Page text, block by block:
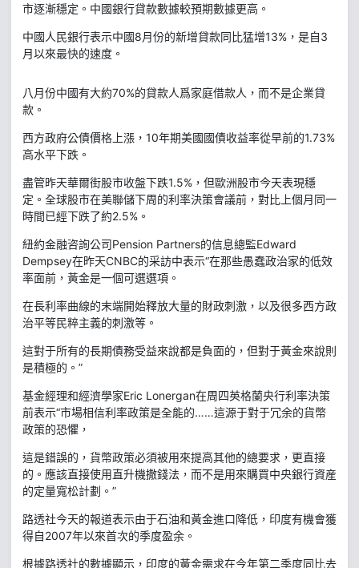
市逐漸穩定。中國銀行貸款數據較預期數據更高。
中國人民銀行表示中國8月份的新增貸款同比猛增13%，是自3
月以來最快的速度。
八月份中國有大約70%的貸款人爲家庭借款人，而不是企業貸
款。
西方政府公債價格上漲，10年期美國國債收益率從早前的1.73%
高水平下跌。
盡管昨天華爾街股市收盤下跌1.5%，但歐洲股市今天表現穩
定。全球股市在美聯儲下周的利率決策會議前，對比上個月同一
時間已經下跌了約2.5%。
紐約金融咨詢公司Pension Partners的信息總監Edward
Dempsey在昨天CNBC的采訪中表示“在那些愚蠢政治家的低效
率面前，黃金是一個可選選項。
在長利率曲線的末端開始釋放大量的財政刺激，以及很多西方政
治平等民粹主義的刺激等。
這對于所有的長期債務受益來說都是負面的，但對于黃金來說則
是積極的。”
基金經理和經濟學家Eric Lonergan在周四英格蘭央行利率決策
前表示“市場相信利率政策是全能的……這源于對于冗余的貨幣
政策的恐懼，
這是錯誤的，貨幣政策必須被用來提高其他的總要求，更直接
的。應該直接使用直升機撒錢法，而不是用來購買中央銀行資産
的定量寬松計劃。”
路透社今天的報道表示由于石油和黃金進口降低，印度有機會獲
得自2007年以來首次的季度盈余。
根據路透社的數據顯示，印度的黃金需求在今年第二季度同比去